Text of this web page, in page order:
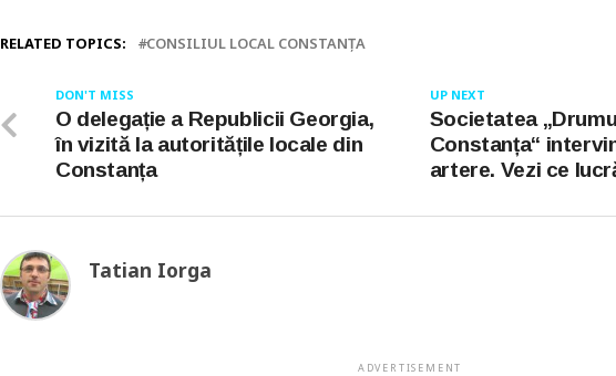
RELATED TOPICS: CONSILIUL LOCAL CONSTANŢA
UP NEXT
Societatea
Constanța“
artere. Vezi ce
DON'T MISS
O delegație a Republicii Georgia,
în vizită la autoritățile locale din
Constanța
Tatian Iorga
ADVERTISEMENT